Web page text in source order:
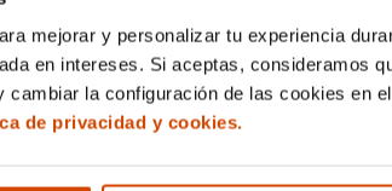
mejorar y personalizar tu experiencia
en intereses. Si aceptas, consideramos
cambiar la configuración de las cookies en
de privacidad y cookies.
Martinez Lopez, para garantizar que